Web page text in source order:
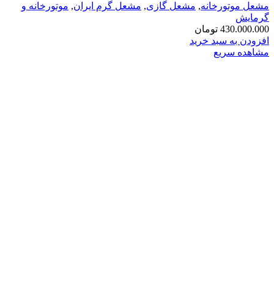
مشعل موتورخانه, مشعل گازی, مشعل گرم ایران, موتورخانه و
گرمایش
430.000.000 تومان
افزودن به سبد خرید
مشاهده سریع